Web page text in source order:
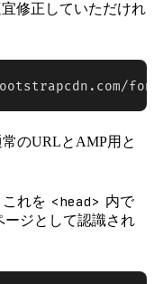
修正していただけれ
のURLとAMP用と
これを <head> 内で
ジとして認識され